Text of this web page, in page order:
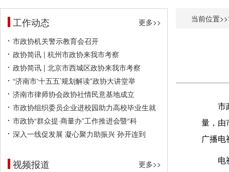
工作动态
更多>>
市政协机关警示教育会召开
政协简讯 | 杭州市政协来我市考察
政协简讯 | 北京市西城区政协来我市考察
“济南市‘十五五’规划解读”政协大讲堂举
济南市律师协会政协社情民意基地成立
市政协组织委员企业进校园助力高校毕业生就
市政协“群众提·商量办”工作推进会暨“科
深入一线促发展 凝心聚力助振兴 孙开连到
视频报道 更多>>
当前位置>>
市
量，由
广播电
电